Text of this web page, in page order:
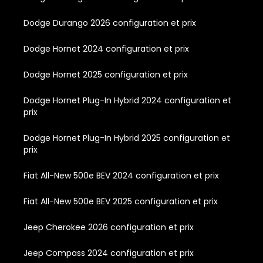
Dodge Durango 2026 configuration et prix
Dodge Hornet 2024 configuration et prix
Dodge Hornet 2025 configuration et prix
Dodge Hornet Plug-In Hybrid 2024 configuration et
prix
Dodge Hornet Plug-In Hybrid 2025 configuration et
prix
Fiat All-New 500e BEV 2024 configuration et prix
Fiat All-New 500e BEV 2025 configuration et prix
Jeep Cherokee 2026 configuration et prix
Jeep Compass 2024 configuration et prix